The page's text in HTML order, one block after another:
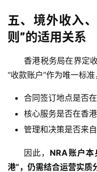
五、境外收入
则”的适用关系
香港税务局在界定
“收款账户”作为唯一标
合同签订地点是否在
核心服务是否在香港
管理和决策是否来自
因此， NRA账户本
港”，仍需结合运营实质